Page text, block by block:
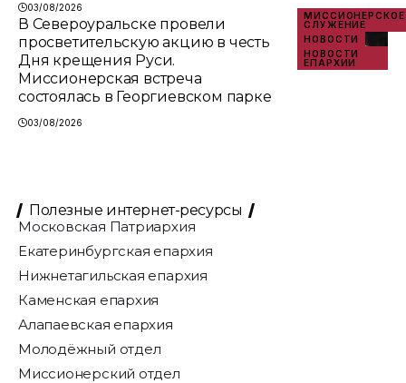
03/08/2026
МИССИОНЕРСКОЕ
СЛУЖЕНИЕ
НОВОСТИ
НОВОСТИ
ЕПАРХИИ
В Североуральске провели
просветительскую акцию в честь
Дня крещения Руси.
Миссионерская встреча
состоялась в Георгиевском парке
03/08/2026
Полезные интернет-ресурсы
Московская Патриархия
Екатеринбургская епархия
Нижнетагильская епархия
Каменская епархия
Алапаевская епархия
Молодёжный отдел
Миссионерский отдел